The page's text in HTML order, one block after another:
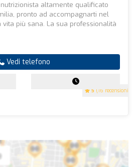
5 (16 recensioni)
altamente qualificato
pronto ad accompagnarti nel
più sana. La sua professionalità
Vedi telefono